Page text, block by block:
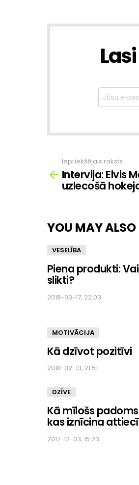
NEWSLETTER
Skatīt
vairāk
Iepriekšējais raksts
Intervija: Elvis
uzlecošā
YOU MAY ALSO
VESELĪBA
Piena produkti:
slikti?
2018-03-17, 22:03
MOTIVĀCIJA
Kā dzīvot pozitīvi
2018-02-13, 21:51
DZĪVE
Kā mīlošs
kas iznīcina
2017-12-03, 15:23